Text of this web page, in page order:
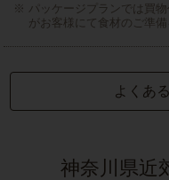
パッケージプランでは買
がお客様にて食材のご準備
よくあ
神奈川県近